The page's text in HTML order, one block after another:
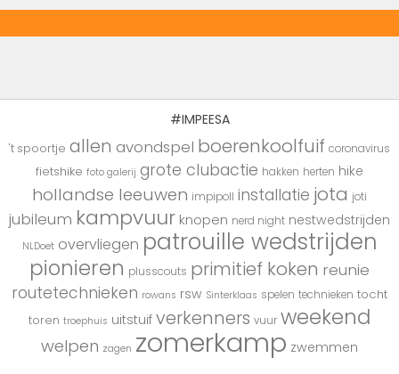
#IMPEESA
't spoortje allen avondspel boerenkoolfuif coronavirus
fietshike foto galerij grote clubactie hakken herten hike
hollandse leeuwen impipoll installatie jota joti
jubileum kampvuur knopen nerd night nestwedstrijden
NLDoet overvliegen patrouille wedstrijden
pionieren plusscouts primitief koken reunie
routetechnieken rowans rsw Sinterklaas spelen technieken tocht
toren troephuis uitstuif verkenners vuur weekend
welpen zagen zomerkamp zwemmen